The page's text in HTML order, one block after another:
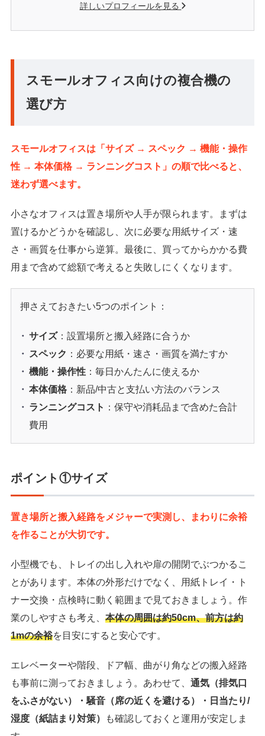
詳しいプロフィールを見る
スモールオフィス向けの複合機の
選び方
スモールオフィスは「サイズ → スペック → 機能・操作
性 → 本体価格 → ランニングコスト」の順で比べると、
迷わず選べます。
小さなオフィスは置き場所や人手が限られます。まずは
置けるかどうかを確認し、次に必要な用紙サイズ・速
さ・画質を仕事から逆算。最後に、買ってからかかる費
用まで含めて総額で考えると失敗しにくくなります。
押さえておきたい5つのポイント：
サイズ：設置場所と搬入経路に合うか
スペック ：必要な用紙・速さ・画質を満たすか
機能・操作性：毎日かんたんに使えるか
本体価格：新品/中古と支払い方法のバランス
ランニングコスト ：保守や消耗品まで含めた合計
費用
ポイント①サイズ
置き場所と搬入経路をメジャーで実測し、まわりに余裕
を作ることが大切です。
小型機でも、トレイの出し入れや扉の開閉でぶつかるこ
とがあります。本体の外形だけでなく、用紙トレイ・ト
ナー交換・点検時に動く範囲まで見ておきましょう。作
業のしやすさも考え、 本体の周囲は約50cm、前方は約
1mの余裕を目安にすると安心です。
エレベーターや階段、ドア幅、曲がり角などの搬入経路
も事前に測っておきましょう。あわせて、 通気（排気口
をふさがない）・騒音（席の近くを避ける）・日当たり/
湿度（紙詰まり対策）
も確認しておくと運用が安定しま